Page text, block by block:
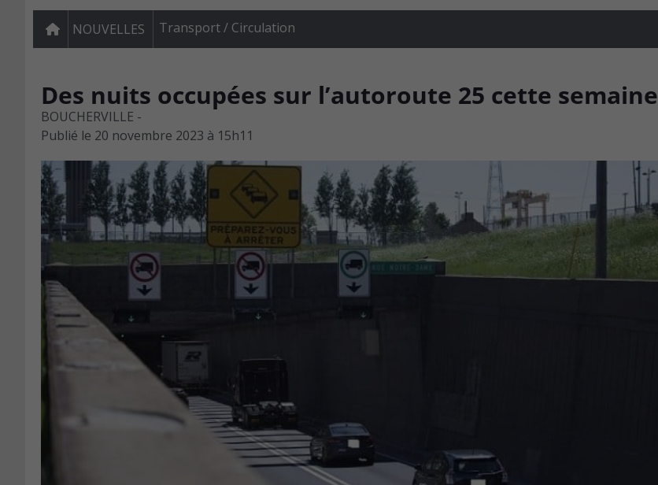
NOUVELLES Transport / Circulation
Des nuits occupées sur l’autoroute 25 cette semaine
BOUCHERVILLE -
Publié le 20 novembre 2023 à 15h11